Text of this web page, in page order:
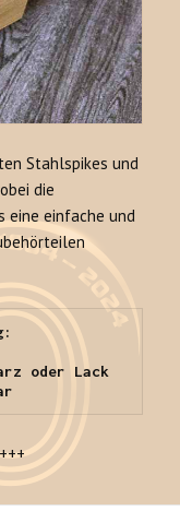
Stahlspikes und
die
eine einfache und
oder Lack